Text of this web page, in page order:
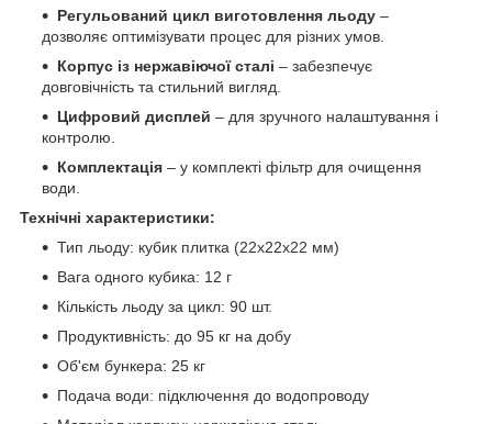
Регульований цикл виготовлення льоду –
дозволяє оптимізувати процес для різних умов.
Корпус із нержавіючої сталі – забезпечує
довговічність та стильний вигляд.
Цифровий дисплей – для зручного налаштування і
контролю.
Комплектація – у комплекті фільтр для очищення
води.
Технічні характеристики:
Тип льоду: кубик плитка (22х22х22 мм)
Вага одного кубика: 12 г
Кількість льоду за цикл: 90 шт.
Продуктивність: до 95 кг на добу
Об'єм бункера: 25 кг
Подача води: підключення до водопроводу